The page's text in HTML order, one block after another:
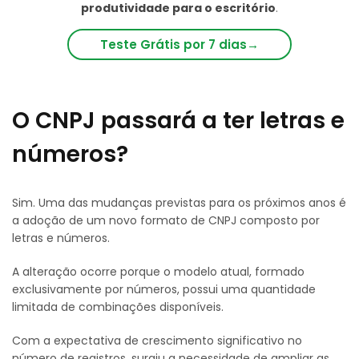
produtividade para o escritório.
Teste Grátis por 7 dias→
O CNPJ passará a ter letras e
números?
Sim. Uma das mudanças previstas para os próximos anos é
a adoção de um novo formato de CNPJ composto por
letras e números.
A alteração ocorre porque o modelo atual, formado
exclusivamente por números, possui uma quantidade
limitada de combinações disponíveis.
Com a expectativa de crescimento significativo no